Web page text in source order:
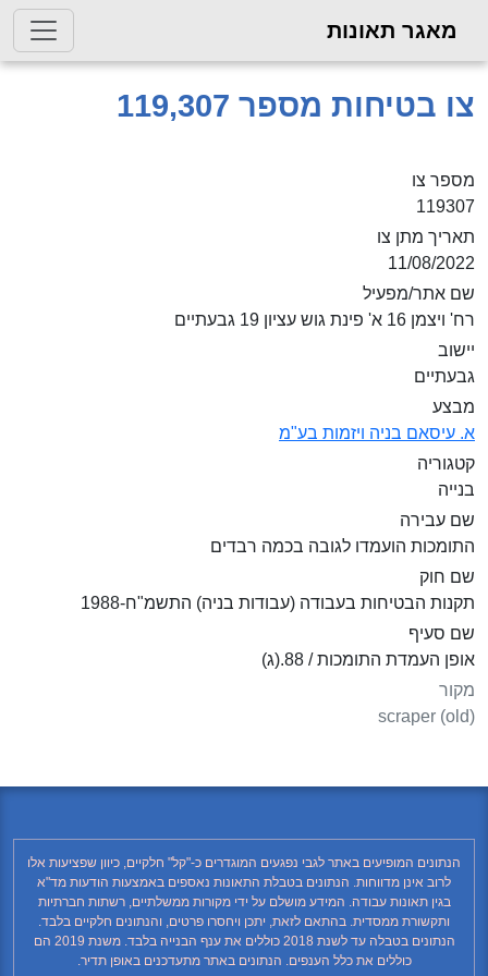
מאגר תאונות
צו בטיחות מספר 119,307
מספר צו
119307
תאריך מתן צו
11/08/2022
שם אתר/מפעיל
רח' ויצמן 16 א' פינת גוש עציון 19 גבעתיים
יישוב
גבעתיים
מבצע
א. עיסאם בניה ויזמות בע"מ
קטגוריה
בנייה
שם עבירה
התומכות הועמדו לגובה בכמה רבדים
שם חוק
תקנות הבטיחות בעבודה (עבודות בניה) התשמ"ח-1988
שם סעיף
אופן העמדת התומכות / 88.(ג)
מקור
scraper (old)
הנתונים המופיעים באתר לגבי נפגעים המוגדרים כ-"קל" חלקיים, כיוון שפציעות אלו
לרוב אינן מדווחות. הנתונים בטבלת התאונות נאספים באמצעות הודעות מד"א
בגין תאונות עבודה. המידע מושלם על ידי מקורות ממשלתיים, רשתות חברתיות
ותקשורת ממסדית. בהתאם לזאת, יתכן ויחסרו פרטים, והנתונים חלקיים בלבד.
הנתונים בטבלה עד לשנת 2018 כוללים את ענף הבנייה בלבד. משנת 2019 הם
כוללים את כלל הענפים. הנתונים באתר מתעדכנים באופן תדיר.